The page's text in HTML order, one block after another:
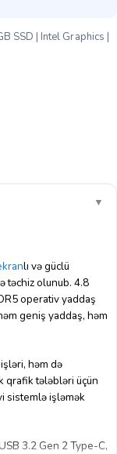
SSD | Intel Graphics |
▼
lı və güclü
təchiz olunub. 4.8
operativ yaddaş
geniş yaddaş, həm
həm də
qrafik tələbləri üçün
sistemlə işləmək
3.2 Gen 2 Type-C,